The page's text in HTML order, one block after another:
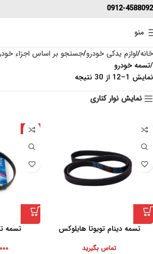
0912-4588092
منو
خانه لوازم یدکی خودرو جستجو بر اساس اجزاء
تسمه خودرو
نمایش 1–12 از 30 نتیجه
نمایش نوار کناری
تسمه دینام تویوتا هایلوکس
تماس بگیرید
ژاپن
تسمه